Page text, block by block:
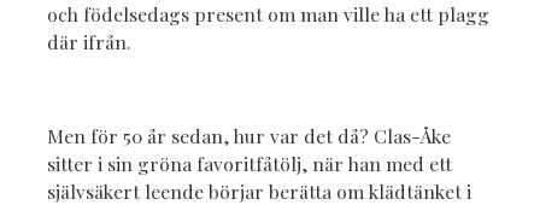
och födelsedags present om man ville ha ett plagg
där ifrån.
Men för 50 år sedan, hur var det då? Clas-Åke
sitter i sin gröna favoritfåtölj, när han med ett
självsäkert leende börjar berätta om klädtänket i